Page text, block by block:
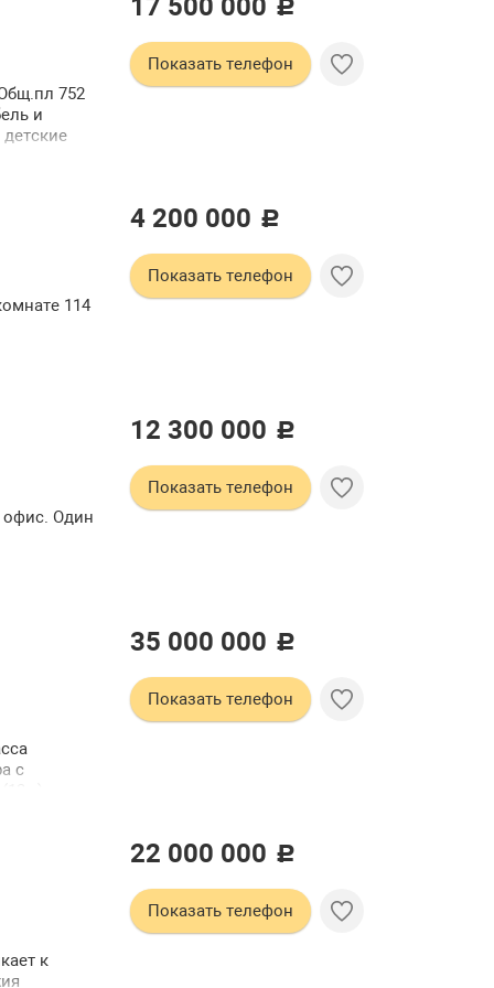
17 500 000 c
Показать телефон
752
и
4 200 000 c
Показать телефон
114
12 300 000 c
Показать телефон
офис. Один
35 000 000 c
Показать телефон
с
комнате
в
22 000 000 c
Показать телефон
к